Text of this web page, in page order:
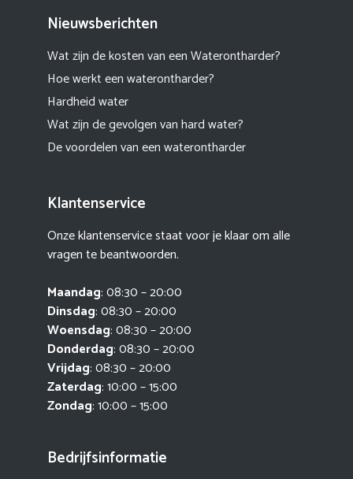
Nieuwsberichten
Wat zijn de kosten van een Waterontharder?
Hoe werkt een waterontharder?
Hardheid water
Wat zijn de gevolgen van hard water?
De voordelen van een waterontharder
Klantenservice
Onze klantenservice staat voor je klaar om alle
vragen te beantwoorden.
Maandag: 08:30 – 20:00
Dinsdag: 08:30 – 20:00
Woensdag: 08:30 – 20:00
Donderdag: 08:30 – 20:00
Vrijdag: 08:30 – 20:00
Zaterdag: 10:00 – 15:00
Zondag: 10:00 – 15:00
Bedrijfsinformatie